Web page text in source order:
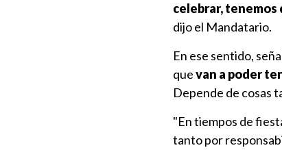
celebrar, tenemos
dijo el Mandatario.
En ese sentido,
quevan a poder
Depende de cosas
"En tiempos de
tanto por